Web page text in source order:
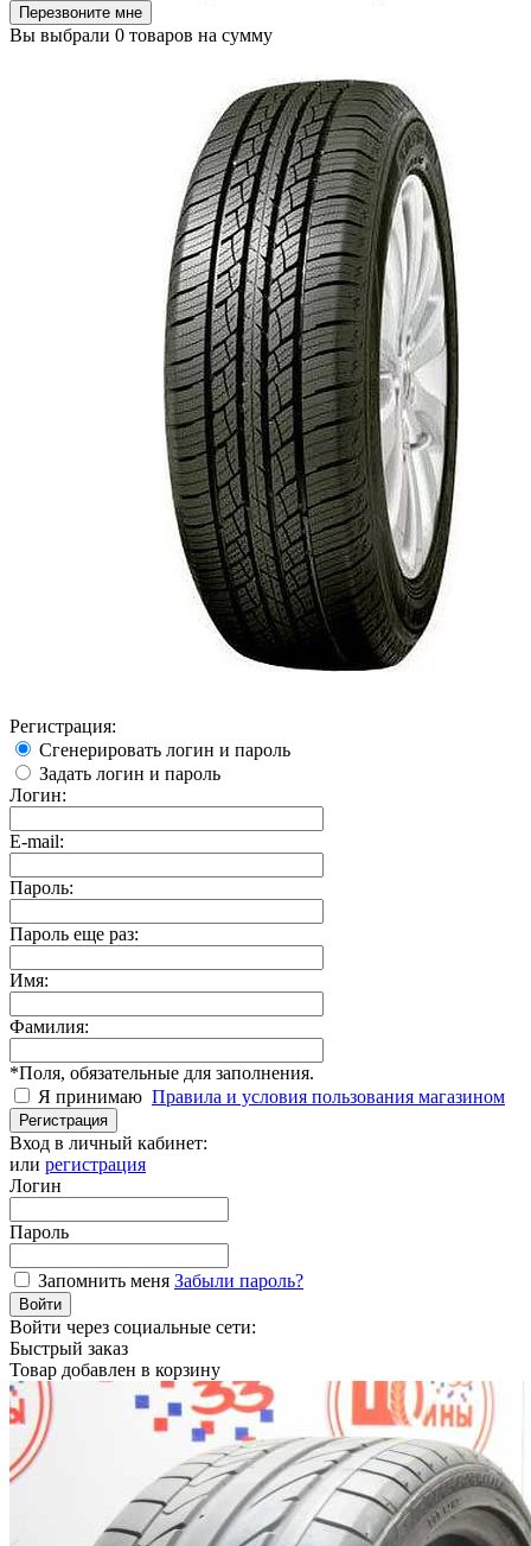
Перезвоните мне
Вы выбрали 0 товаров на сумму
Регистрация:
Сгенерировать логин и пароль
Задать логин и пароль
Логин:
E-mail:
Пароль:
Пароль еще раз:
Имя:
Фамилия:
*Поля, обязательные для заполнения.
Я принимаю Правила и условия пользования магазином
Регистрация
Вход в личный кабинет:
или регистрация
Логин
Пароль
Запомнить меня Забыли пароль?
Войти
Войти через социальные сети:
Быстрый заказ
Товар добавлен в корзину